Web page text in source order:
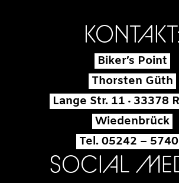
KONTAKT:
Biker’s Point
Thorsten Güth
Lange Str. 11 · 33378
Wiedenbrück
Tel. 05242 –
SOCIAL